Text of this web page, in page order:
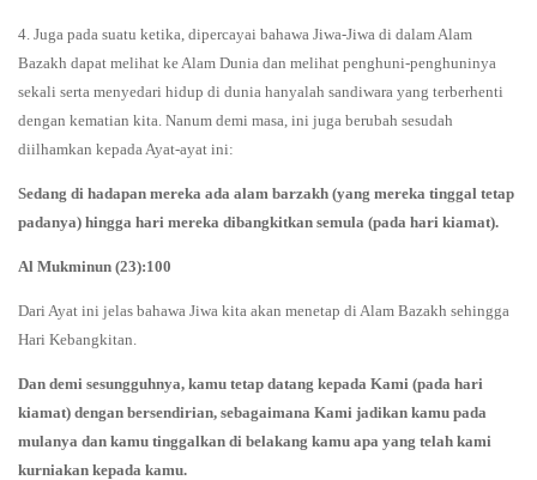
4. Juga pada suatu ketika, dipercayai bahawa Jiwa-Jiwa di dalam Alam
Bazakh dapat melihat ke Alam Dunia dan melihat penghuni-penghuninya
sekali serta menyedari hidup di dunia hanyalah sandiwara yang terberhenti
dengan kematian kita. Nanum demi masa, ini juga berubah sesudah
diilhamkan kepada Ayat-ayat ini:
Sedang di hadapan mereka ada alam barzakh (yang mereka tinggal tetap
padanya) hingga hari mereka dibangkitkan semula (pada hari kiamat).
Al Mukminun (23):100
Dari Ayat ini jelas bahawa Jiwa kita akan menetap di Alam Bazakh sehingga
Hari Kebangkitan.
Dan demi sesungguhnya, kamu tetap datang kepada Kami (pada hari
kiamat) dengan bersendirian, sebagaimana Kami jadikan kamu pada
mulanya dan kamu tinggalkan di belakang kamu apa yang telah kami
kurniakan kepada kamu.